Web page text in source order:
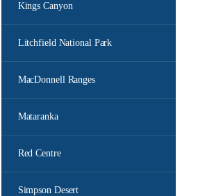
Kings Canyon
Litchfield National Park
MacDonnell Ranges
Mataranka
Red Centre
Simpson Desert